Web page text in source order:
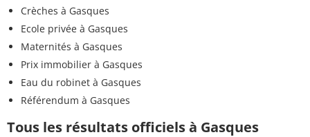
Crèches à Gasques
Ecole privée à Gasques
Maternités à Gasques
Prix immobilier à Gasques
Eau du robinet à Gasques
Référendum à Gasques
Tous les résultats officiels à Gasques